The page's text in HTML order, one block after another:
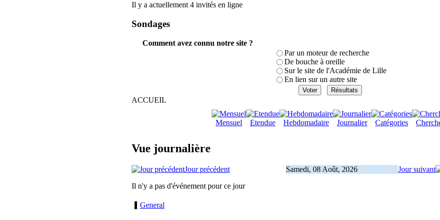
Il y a actuellement 4 invités en ligne
Sondages
Comment avez connu notre site ?
Par un moteur de recherche
De bouche à oreille
Sur le site de l'Académie de Lille
En lien sur un autre site
ACCUEIL
Mensuel Etendue Hebdomadaire Journalier Catégories
Vue journalière
Jour précédent Samedi, 08 Août, 2026
Jour suivant
Il n'y a pas d'événement pour ce jour
General